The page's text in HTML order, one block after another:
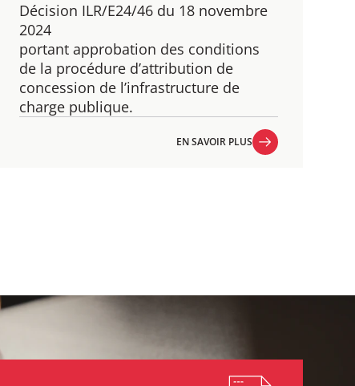
Décision ILR/E24/46 du 18 novembre
2024
​portant approbation des conditions
de la procédure d’attribution de
concession de l’infrastructure de
charge publique.
EN SAVOIR PLUS